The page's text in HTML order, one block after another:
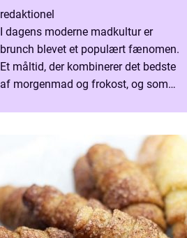
redaktionel
I dagens moderne madkultur er
brunch blevet et populært fænomen.
Et måltid, der kombinerer det bedste
af morgenmad og frokost, og som